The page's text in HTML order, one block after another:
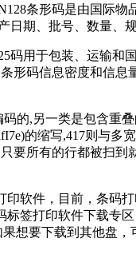
条形码是由国际物
期、批号、数量、
用于包装、运输和
码信息密度和信
的,另一类是包含重
的缩写,417则与多
所有的行都被扫
软件，目前，条码
签打印软件下载专
想要下载到其他盘